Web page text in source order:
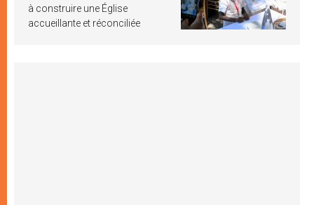
à construire une Église
accueillante et réconciliée